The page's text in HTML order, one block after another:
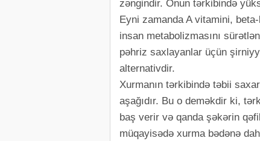
zəngindir. Onun tərkibində
Eyni zamanda A vitamini,
insan metabolizmasını
pəhriz saxlayanlar üçün
alternativdir.
Xurmanın tərkibində təbii
aşağıdır. Bu o deməkdir ki,
baş verir və qanda şəkərin
müqayisədə xurma bədənə